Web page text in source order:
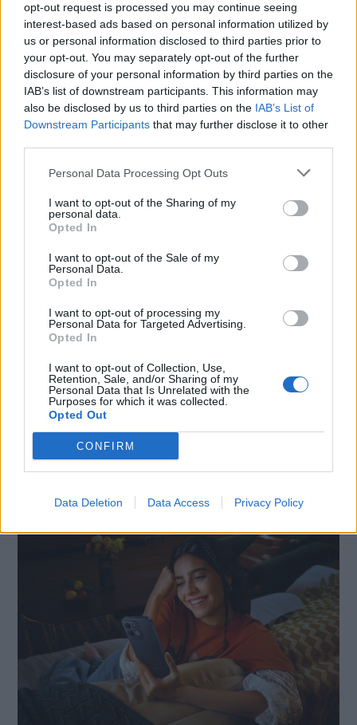
opt-out request is processed you may continue seeing
interest-based ads based on personal information utilized by
us or personal information disclosed to third parties prior to
your opt-out. You may separately opt-out of the further
disclosure of your personal information by third parties on the
IAB’s list of downstream participants. This information may
also be disclosed by us to third parties on the IAB’s List of
Downstream Participants that may further disclose it to other
Personal Data Processing Opt Outs
I want to opt-out of the Sharing of my
personal data.
Opted In
I want to opt-out of the Sale of my
Personal Data.
Opted In
I want to opt-out of processing my
Personal Data for Targeted Advertising.
Opted In
I want to opt-out of Collection, Use,
Retention, Sale, and/or Sharing of my
Personal Data that Is Unrelated with the
Purposes for which it was collected.
Opted Out
CONFIRM
Data Deletion Data Access Privacy Policy
VIEW POST
Grazie a un investimento di circa 3,5 milioni di euro, Alessandria è
tra le prime città d’Italia a poter vantare infrastrutture
telefoniche di nuova generazione che sono già pienamente
operative, al servizio di cittadini e imprese. Gli importanti
interventi infrastrutturali …
SMARTPHONE E NON SOLO: TECNOGAZZETTA
XIAOMI PRESENTA I NUOVI REDMI 17 SERIES,